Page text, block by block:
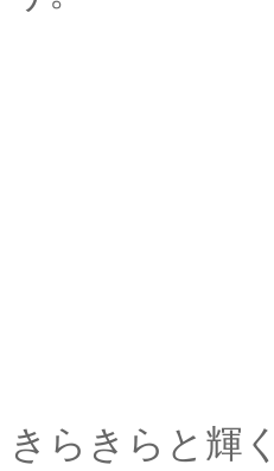
深く息を
君の大き
きらきらと輝